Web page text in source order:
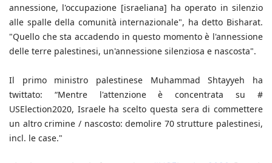
annessione, l'occupazione [israeliana] ha operato in silenzio
alle spalle della comunità internazionale", ha detto Bisharat.
"Quello che sta accadendo in questo momento è l'annessione
delle terre palestinesi, un'annessione silenziosa e nascosta".
Il primo ministro palestinese Muhammad Shtayyeh ha
twittato: “Mentre l'attenzione è concentrata su #
USElection2020, Israele ha scelto questa sera di commettere
un altro crimine / nascosto: demolire 70 strutture palestinesi,
incl. le case."